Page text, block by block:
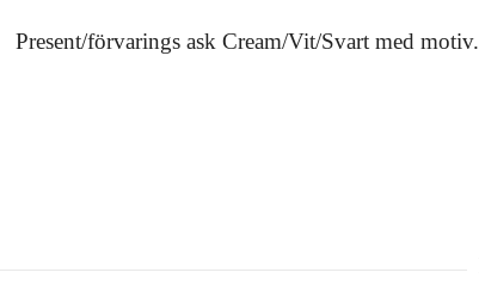
Present/förvarings ask Cream/Vit/Svart med motiv.